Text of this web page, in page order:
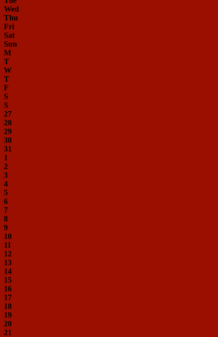
Wed
Thu
Fri
Sat
Sun
M
T
W
T
F
S
S
27
28
29
30
31
1
2
3
4
5
6
7
8
9
10
11
12
13
14
15
16
17
18
19
20
21